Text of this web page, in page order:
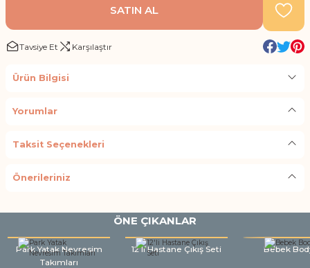
SATIN AL
Tavsiye Et Karşılaştır
Ürün Bilgisi
Yorumlar
Taksit Seçenekleri
Önerileriniz
ÖNE ÇIKANLAR
Park Yatak Nevresim
Takımları
12'li Hastane Çıkış Seti Bebek